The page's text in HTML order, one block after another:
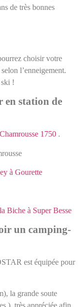
de très bonnes
choisir votre
l’enneigement.
ski !
en station de
1750 .
à Gourette
Biche à Super Besse
un camping-
est équipée pour
la grande soute
), très appréciée afin